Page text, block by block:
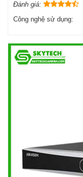
Đánh giá:
Công nghệ sử dụng: